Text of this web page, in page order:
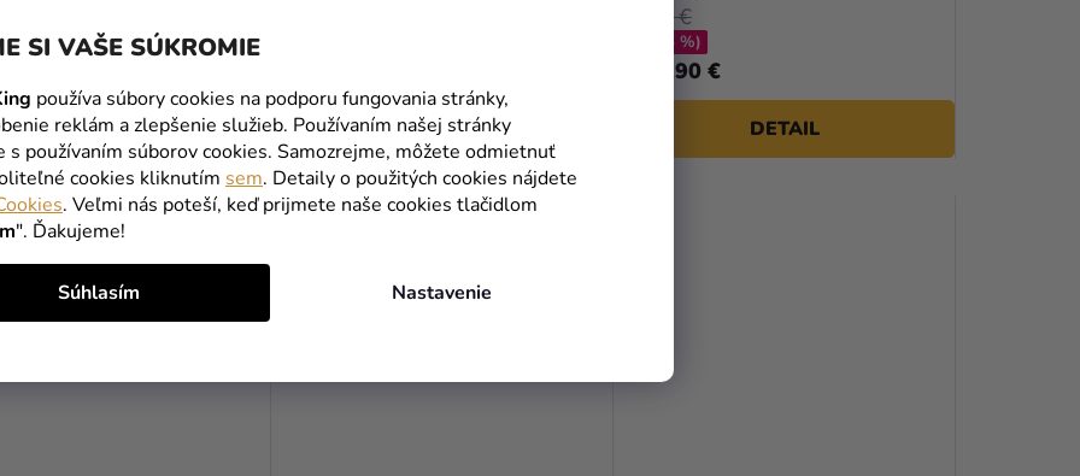
SI VAŠE SÚKROMIE
používa súbory cookies na podporu fungovania stránky,
reklám a zlepšenie služieb. Používaním našej stránky
s používaním súborov cookies. Samozrejme, môžete odmietnuť
cookies kliknutím sem. Detaily o použitých cookies nájdete
. Veľmi nás poteší, keď prijmete naše cookies tlačidlom
". Ďakujeme!
Nastavenie
Súhlasím
DO KOŠÍKA DETAIL
23,90 €
37,69 €
(až –36 %)
DETAIL